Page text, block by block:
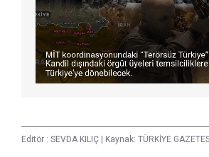
Editör : SEVDA KILIÇ | Kaynak: TÜRKİYE